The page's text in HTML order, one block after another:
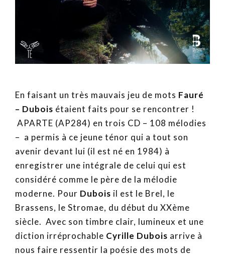
En faisant un très mauvais jeu de mots Fauré
– Dubois étaient faits pour se rencontrer !
APARTE (AP284) en trois CD – 108 mélodies
– a permis à ce jeune ténor qui a tout son
avenir devant lui (il est né en 1984) à
enregistrer une intégrale de celui qui est
considéré comme le père de la mélodie
moderne. Pour Dubois il est le Brel, le
Brassens, le Stromae, du début du XXème
siècle. Avec son timbre clair, lumineux et une
diction irréprochable Cyrille Dubois arrive à
nous faire ressentir la poésie des mots de